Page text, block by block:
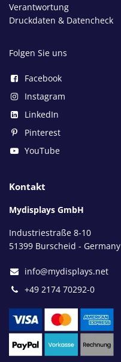
Verantwortung
Druckdaten & Datencheck
Folgen Sie uns
Facebook
Instagram
LinkedIn
Pinterest
YouTube
Kontakt
Mydisplays GmbH
Industriestraße 8-10
51399 Burscheid - Germany
info@mydisplays.net
+49 2174 70292-0